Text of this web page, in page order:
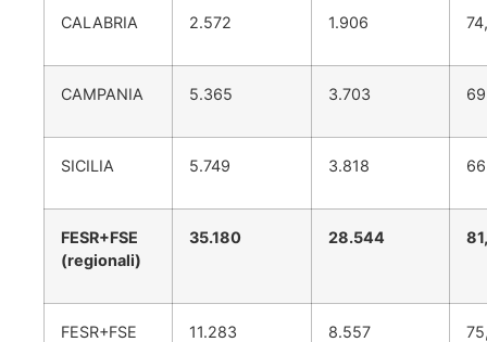
CALABRIA 2.572 1.906
CAMPANIA 5.365 3.703
SICILIA 5.749 3.818
FESR+FSE
(regionali)
35.180 28.544
FESR+FSE
11.283 8.557